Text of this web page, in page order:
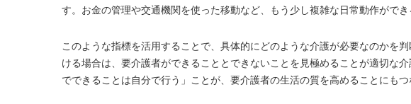
す。お金の管理や交通機関を使った移動など、もう少し複雑な日常動作がで
このような指標を活用することで、具体的にどのような介護が必要なのかを
ける場合は、要介護者ができることとできないことを見極めることが適切な
でできることは自分で行う」ことが、要介護者の生活の質を高めることにも